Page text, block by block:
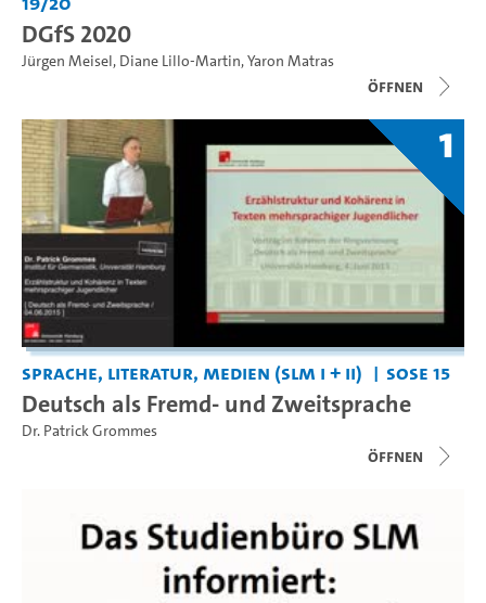
DGfS 2020
Jürgen Meisel, Diane Lillo-Martin,Yaron Matras
Öffnen
1
Sprache, Literatur, Medien (SLM I + II) SoSe 15
Deutsch als Fremd- und Zweitsprache
Dr. Patrick Grommes
Öffnen